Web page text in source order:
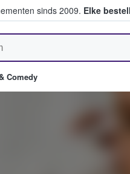
sinds 2009. Elke
en verkopen
Comedy